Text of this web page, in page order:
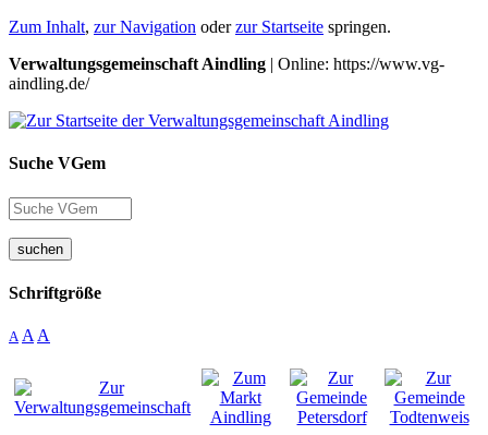
Zum Inhalt, zur Navigation oderzur Startseite springen.
Verwaltungsgemeinschaft Aindling | Online: https://www.vg-
aindling.de/
Suche VGem
suchen
Schriftgröße
A A A